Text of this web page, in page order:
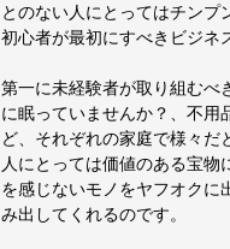
とのない人にとってはチンプ
初心者が最初にすべきビジネ
第一に未経験者が取り組むべ
に眠っていませんか？、不用
ど、それぞれの家庭で様々だ
人にとっては価値のある宝
を感じないモノをヤフオクに
み出してくれるのです。